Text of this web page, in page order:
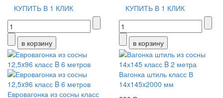
КУПИТЬ В 1 КЛИК
КУПИТЬ В 1 КЛИК
Евровагонка из сосны класс
Вагонка штиль класс В
14x145x2000 мм